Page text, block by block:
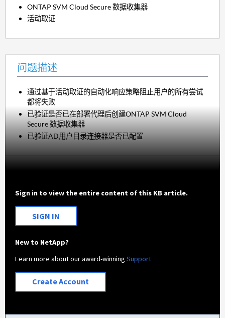
ONTAP SVM Cloud Secure 数据收集器
活动取证
问题描述
通过基于活动取证的自动化响应策略阻止用户的所有尝试
都将失败
已验证是否已在部署代理后创建ONTAP SVM Cloud
Secure 数据收集器
已验证AD用户目录连接器是否已配置
Sign in to view the entire content of this KB article.
SIGN IN
New to NetApp?
Learn more about our award-winningSupport
Create Account